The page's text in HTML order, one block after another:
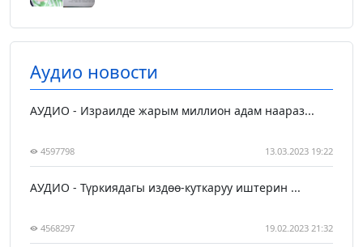
Аудио новости
АУДИО - Израилде жарым миллион адам наараз...
4597798 13.03.2023 19:22
АУДИО - Түркиядагы издөө-куткаруу иштерин ...
4568297 19.02.2023 21:32